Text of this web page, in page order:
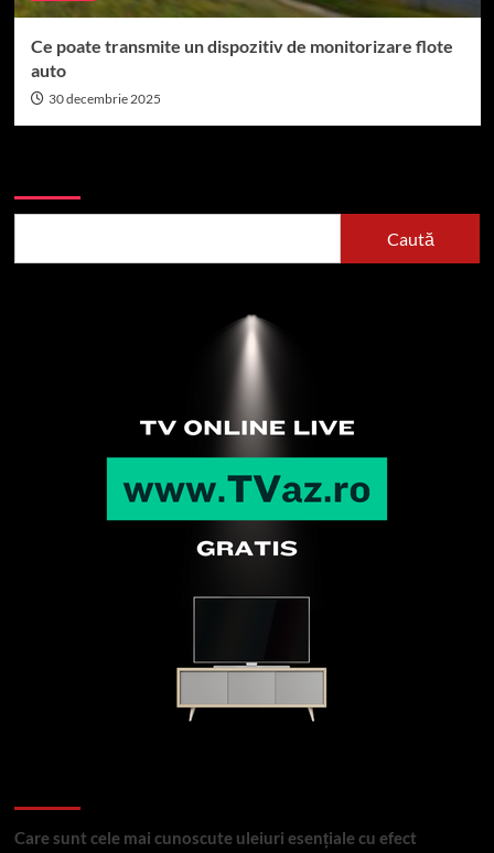
Ce poate transmite un dispozitiv de monitorizare flote
auto
30 decembrie 2025
Caută
Care sunt cele mai cunoscute uleiuri esențiale cu efect